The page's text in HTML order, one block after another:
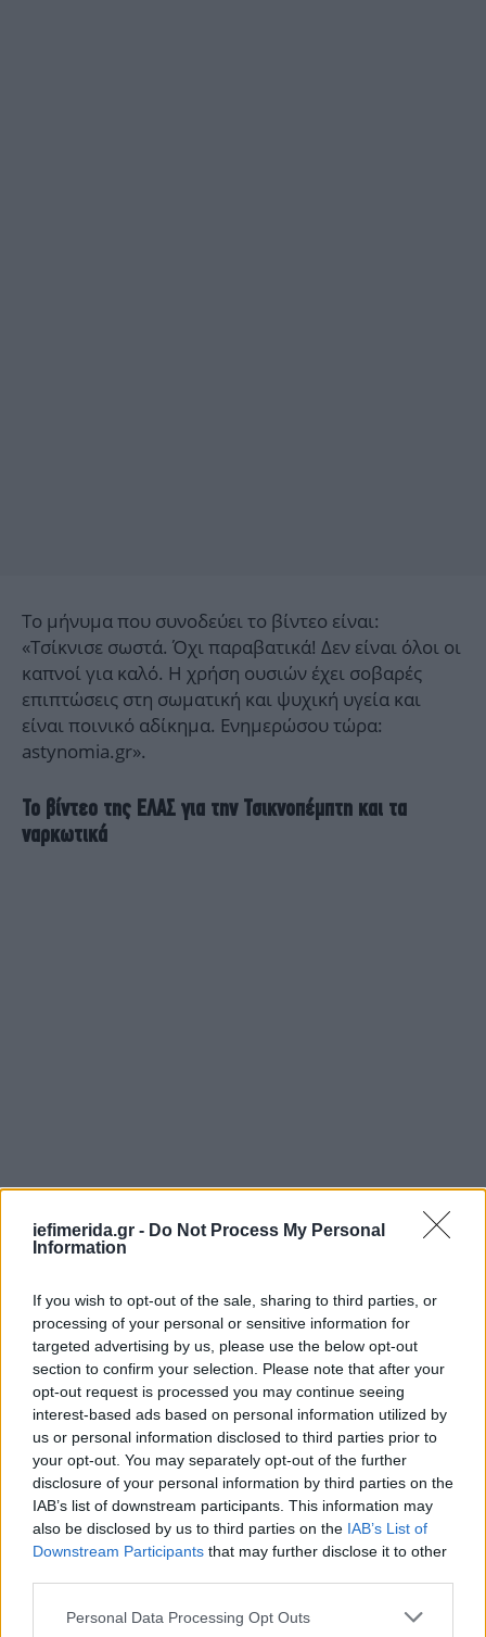
iefimerida.gr - Do Not Process My Personal
Information
If you wish to opt-out of the sale, sharing to third parties, or
processing of your personal or sensitive information for
targeted advertising by us, please use the below opt-out
section to confirm your selection. Please note that after your
opt-out request is processed you may continue seeing
interest-based ads based on personal information utilized by
us or personal information disclosed to third parties prior to
your opt-out. You may separately opt-out of the further
disclosure of your personal information by third parties on the
IAB’s list of downstream participants. This information may
also be disclosed by us to third parties on the IAB’s List of
Downstream Participants that may further disclose it to other
Please note that this website/app uses one or more Google
Personal Data Processing Opt Outs
Το μήνυμα που συνοδεύει το βίντεο είναι:
«Τσίκνισε σωστά. Όχι παραβατικά! Δεν είναι όλοι οι
καπνοί για καλό. Η χρήση ουσιών έχει σοβαρές
επιπτώσεις στη σωματική και ψυχική υγεία και
είναι ποινικό αδίκημα. Ενημερώσου τώρα:
astynomia.gr».
Το βίντεο της ΕΛΑΣ για την Τσικνοπέμπτη και τα
ναρκωτικά